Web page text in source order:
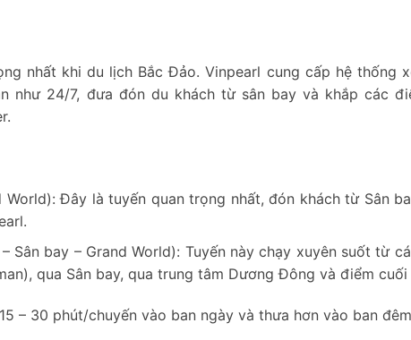
nhất khi du lịch Bắc Đảo. Vinpearl cung cấp hệ thống
như 24/7, đưa đón du khách từ sân bay và khắp các
World): Đây là tuyến quan trọng nhất, đón khách từ Sân
Sân bay – Grand World): Tuyến này chạy xuyên suốt từ
qua Sân bay, qua trung tâm Dương Đông và điểm cuối
– 30 phút/chuyến vào ban ngày và thưa hơn vào ban